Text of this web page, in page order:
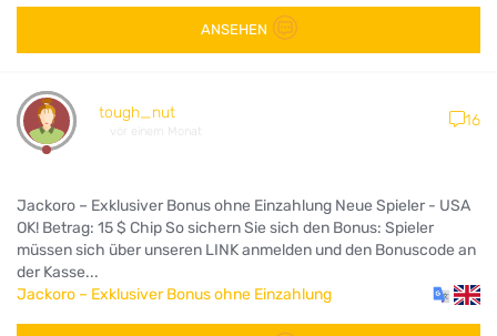
ANSEHEN
tough_nut
vor einem Monat
16
Jackoro – Exklusiver Bonus ohne Einzahlung Neue Spieler - USA
OK! Betrag: 15 $ Chip So sichern Sie sich den Bonus: Spieler
müssen sich über unseren LINK anmelden und den Bonuscode an
der Kasse...
Jackoro – Exklusiver Bonus ohne Einzahlung